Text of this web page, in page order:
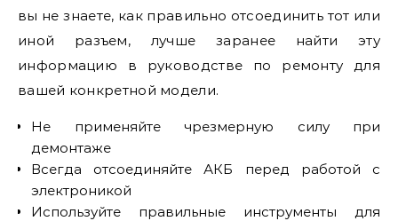
вы не знаете, как правильно отсоединить тот или
иной разъем, лучше заранее найти эту
информацию в руководстве по ремонту для
вашей конкретной модели.
Не применяйте чрезмерную силу при
демонтаже
Всегда отсоединяйте АКБ перед работой с
электроникой
Используйте правильные инструменты для